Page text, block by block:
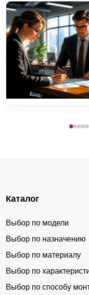
Каталог
Выбор по модели
Выбор по назначению
Выбор по материалу
Выбор по
Выбор по способу